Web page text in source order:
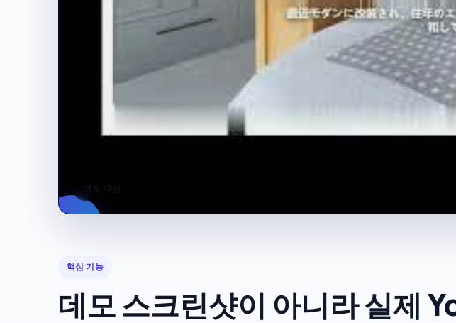
데모 재생
핵심 기능
데모 스크린샷이 아니라 실제